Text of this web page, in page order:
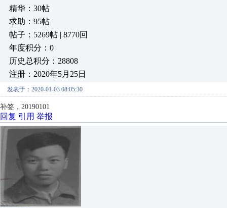
精华：30帖
求助：95帖
帖子：5269帖 | 8770回
年度积分：0
历史总积分：28808
注册：2020年5月25日
发表于：2020-01-03 08:05:30
补签，20190101
回复 引用 举报